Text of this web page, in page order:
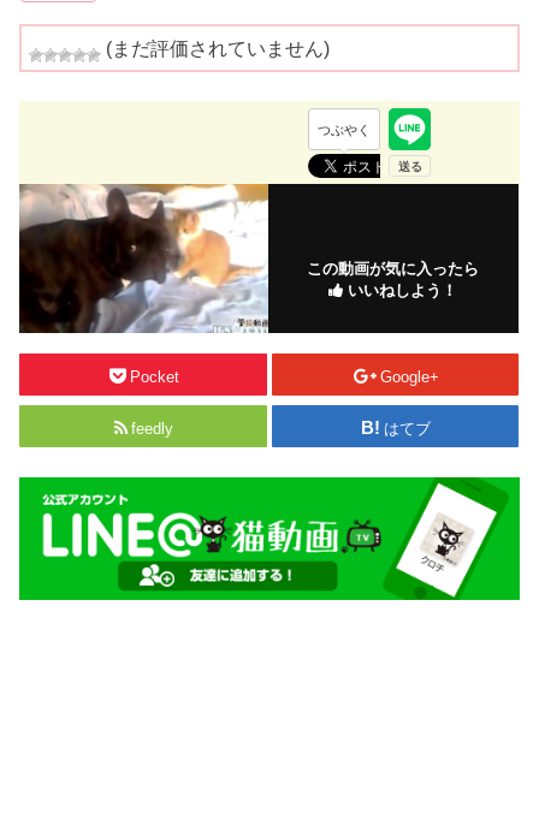
(まだ評価されていません)
つぶやく
この動画が気に入ったら
いいねしよう！
Pocket Google+
feedly はてブ